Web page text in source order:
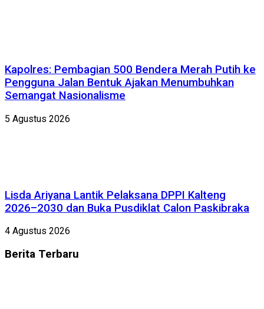
Kapolres: Pembagian 500 Bendera Merah Putih ke
Pengguna Jalan Bentuk Ajakan Menumbuhkan
Semangat Nasionalisme
5 Agustus 2026
Lisda Ariyana Lantik Pelaksana DPPI Kalteng
2026–2030 dan Buka Pusdiklat Calon Paskibraka
4 Agustus 2026
Berita Terbaru